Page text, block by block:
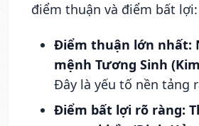
điểm thuận và điểm bất lợi:
Điểm thuận lớn nhất:
mệnh Tương Sinh
Đây là yếu tố nền tảng
Điểm bất lợi rõ ràng: